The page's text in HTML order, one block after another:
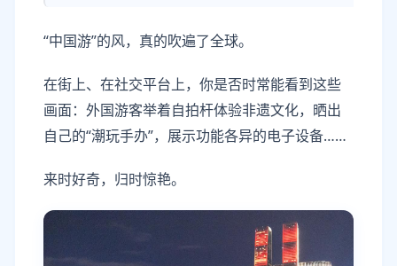
“中国游”的风，真的吹遍了全球。
在街上、在社交平台上，你是否时常能看到这些
画面：外国游客举着自拍杆体验非遗文化，晒出
自己的“潮玩手办”，展示功能各异的电子设备……
来时好奇，归时惊艳。